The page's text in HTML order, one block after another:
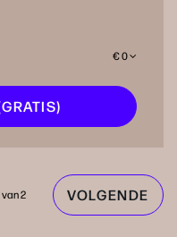
€ 0
van 2 VOLGENDE